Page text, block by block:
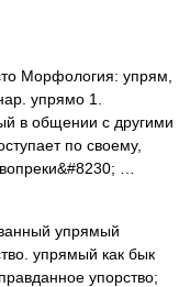
Морфология: упрям,
упрямо 1.
в общении с другими
по своему,
…
упрямый
упрямый как бык
упорство;